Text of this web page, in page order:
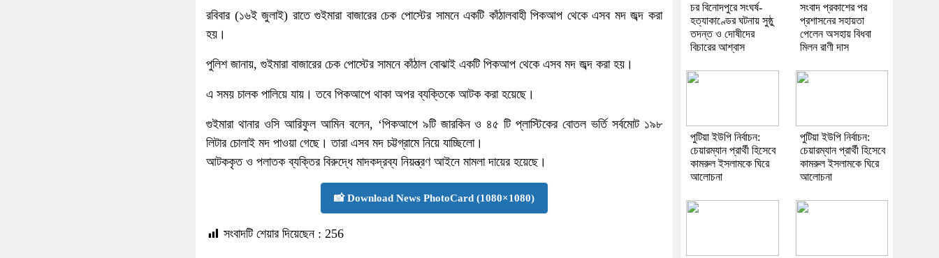
রবিবার (১৬ই জুলাই) রাতে গুইমারা বাজারের চেক পোস্টের সামনে একটি কাঁঠালবাহী পিকআপ থেকে এসব মদ জব্দ করা
হয়।
পুলিশ জানায়, গুইমারা বাজারের চেক পোস্টের সামনে কাঁঠাল বোঝাই একটি পিকআপ থেকে এসব মদ জব্দ করা হয়।
এ সময় চালক পালিয়ে যায়। তবে পিকআপে থাকা অপর ব্যক্তিকে আটক করা হয়েছে।
গুইমারা থানার ওসি আরিফুল আমিন বলেন, ‘পিকআপে ৯টি জারকিন ও ৪৫ টি প্লাস্টিকের বোতল ভর্তি সর্বমোট ১৯৮
লিটার চোলাই মদ পাওয়া গেছে। তারা এসব মদ চট্টগ্রামে নিয়ে যাচ্ছিলো।
আটককৃত ও পলাতক ব্যক্তির বিরুদ্ধে মাদকদ্রব্য নিয়ন্ত্রণ আইনে মামলা দায়ের হয়েছে।
📸 Download News PhotoCard (1080×1080)
সংবাদটি শেয়ার দিয়েছেন : 256
চর বিনোদপুরে সংঘর্ষ-
হত্যাকাণ্ডের ঘটনায় সুষ্ঠু
তদন্ত ও দোষীদের
বিচারের আশ্বাস
সংবাদ প্রকাশের পর
প্রশাসনের সহায়তা
পেলেন অসহায় বিধবা
মিলন রাণী দাস
পুটিয়া ইউপি নির্বাচন:
চেয়ারম্যান প্রার্থী হিসেবে
কামরুল ইসলামকে ঘিরে
আলোচনা
পুটিয়া ইউপি নির্বাচন:
চেয়ারম্যান প্রার্থী হিসেবে
কামরুল ইসলামকে ঘিরে
আলোচনা